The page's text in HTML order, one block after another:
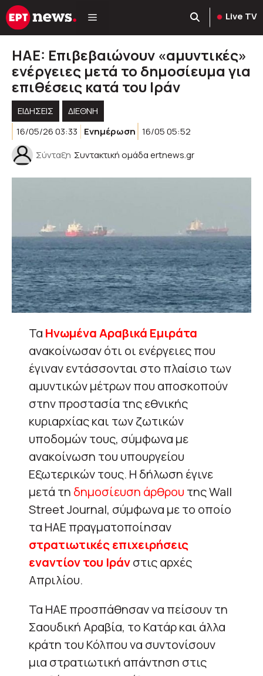
Μετάβαση
σε
Live TV
HAE: Επιβεβαιώνουν «αμυντικές»
ενέργειες μετά το δημοσίευμα για
επιθέσεις κατά του Ιράν
ΕΙΔΗΣΕΙΣ
ΔΙΕΘΝΗ
16/05/26 03:33
Ενημέρωση 16/05 05:52
Σύνταξη Συντακτική ομάδα ertnews.gr
Τα Ηνωμένα Αραβικά Εμιράτα
ανακοίνωσαν ότι οι ενέργειες που
έγιναν εντάσσονται στο πλαίσιο των
αμυντικών μέτρων που αποσκοπούν
στην προστασία της εθνικής
κυριαρχίας και των ζωτικών
υποδομών τους, σύμφωνα με
ανακοίνωση του υπουργείου
Εξωτερικών τους. Η δήλωση έγινε
μετά τη δημοσίευση άρθρου της Wall
Street Journal, σύμφωνα με το οποίο
τα ΗΑΕ πραγματοποίησαν
στρατιωτικές επιχειρήσεις
εναντίον του Ιράνστις αρχές
Απριλίου.
Τα ΗΑΕ προσπάθησαν να πείσουν τη
Σαουδική Αραβία, το Κατάρ και άλλα
κράτη του Κόλπου να συντονίσουν
μια στρατιωτική απάντηση στις